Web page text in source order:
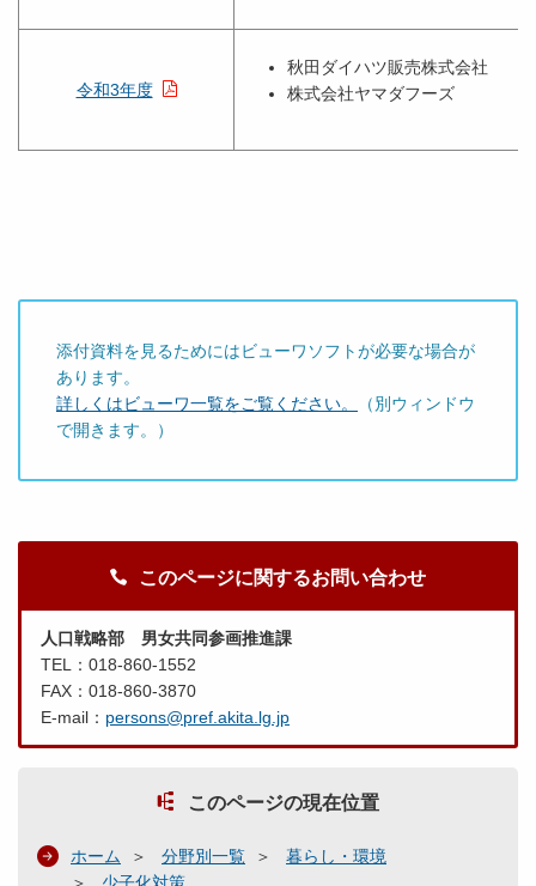
令和3年度
秋田ダイハツ販売株式会社
株式会社ヤマダフーズ
添付資料を見るためにはビューワソフトが必要な場合が
あります。
詳しくはビューワ一覧をご覧ください。
（別ウィンドウ
で開きます。）
このページに関するお問い合わせ
人口戦略部 男女共同参画推進課
TEL：018-860-1552
FAX：018-860-3870
E-mail： persons@pref.akita.lg.jp
このページの現在位置
ホーム 分野別一覧
暮らし・環境